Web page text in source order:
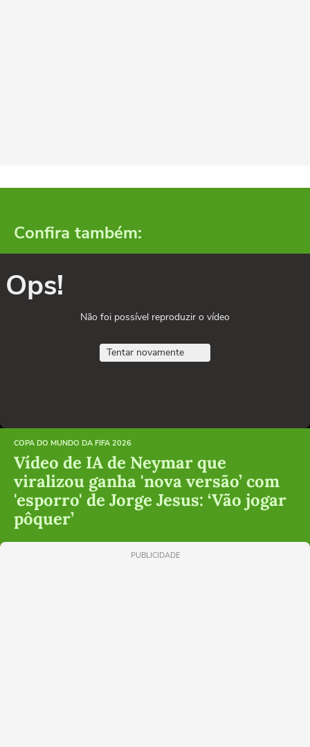
Confira também:
Ops!
Não foi possível reproduzir o vídeo
Tentar novamente
COPA DO MUNDO DA FIFA 2026
Vídeo de IA de Neymar que
viralizou ganha 'nova versão’ com
'esporro' de Jorge Jesus: ‘Vão jogar
pôquer’
PUBLICIDADE